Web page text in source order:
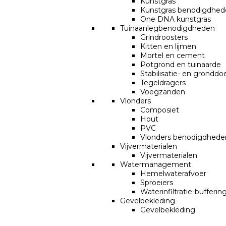
Kunstgras
One DNA kunstgras
Tuinaanlegbenodigdheden
Grindroosters
Kitten en lijmen
Mortel en cement
Potgrond en tuinaarde
Stabilisatie- en
Tegeldragers
Voegzanden
Vlonders
Composiet
Hout
PVC
Vlonders
Vijvermaterialen
Vijvermaterialen
Watermanagement
Hemelwaterafvoer
Sproeiers
Waterinfiltratie-buffering
Gevelbekleding
Gevelbekleding